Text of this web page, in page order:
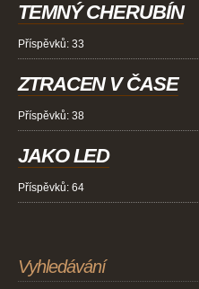
TEMNÝ CHERUBÍN
Příspěvků: 33
ZTRACEN V ČASE
Příspěvků: 38
JAKO LED
Příspěvků: 64
Vyhledávání